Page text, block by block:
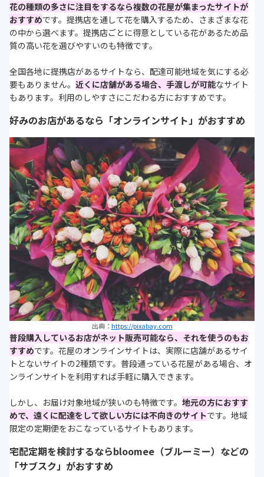
花の種類の多さに注目をするなら複数の花屋が集まったサイトが
おすすめです。提携店を通して花を購入するため、さまざまな花
の中から選べます。提携店ごとに得意としている花があるため品
質の高い花を選びやすいのも特徴です。
全国各地に提携店があるサイトなら、配達可能地域を気にする必
要もありません。 近くに店舗がある場合、手渡しが可能なサイト
もあります。利用のしやすさにこだわる方におすすめです。
好みのお店があるなら「オンラインサイト」がおすすめ
出典： https://pixabay.com
普段購入しているお店がネット販売可能なら、それを使うのもお
すすめです。花屋のオンラインサイトは、実際に店舗があるサイ
トとないサイトの2種類です。普段通っている花屋がある場合、オ
ンラインサイトを利用すれば手軽に購入できます。
しかし、お届け対象地域が狭いのも特徴です。 地元の方におすす
めで、遠くに配達をして欲しい方には不向きのサイトです。地域
限定の定期便をおこなっているサイトもあります。
宅配定期を検討するならbloomee（ブルーミー）などの
「サブスク」がおすすめ